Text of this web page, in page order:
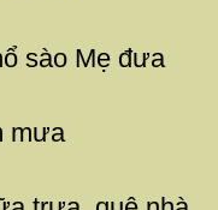
sào Mẹ đưa
mưa